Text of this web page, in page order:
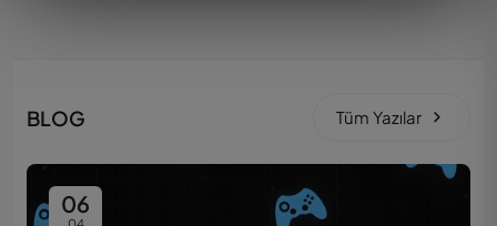
BLOG Tüm Yazılar
06